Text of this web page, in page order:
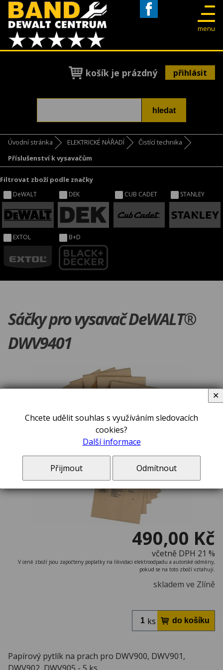
menu
košík je prázdný přihlásit
Úvodní stránka ELEKTRICKÉ NÁŘADÍ
Čistící technika
Příslušenství k vysavačům
Filtrovat zboží podle značky
DeWALT DEK CUB CADET STANLEY
EXTOL B+D
Sáčky pro vysavač DeWALT®
DWV9401
490,00 Kč
včetně DPH 21 %
V ceně zboží jsou započteny poplatky na likvidaci elektroodpadu a autorské odměny,
pokud se na toto zboží vztahují.
skladem ve Zlíně
ks
Papírový pytlík na prach pro DWV900, DWV901,
Chcete udělit souhlas s využíváním sledovacích
cookies?
Další informace
Přijmout Odmítnout
✕